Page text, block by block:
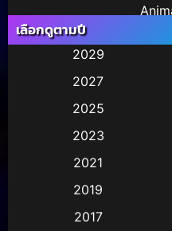
Animation
เลือกดูตามปี
2029
2027
2025
2023
2021
2019
2017